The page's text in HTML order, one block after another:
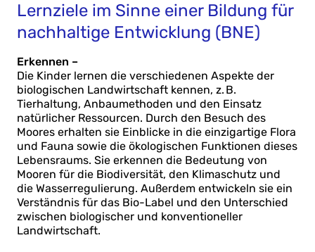
Lernziele im Sinne einer Bildung für
nachhaltige Entwicklung (BNE)
Erkennen –
Die Kinder lernen die verschiedenen Aspekte der
biologischen Landwirtschaft kennen, z. B.
Tierhaltung, Anbaumethoden und den Einsatz
natürlicher Ressourcen. Durch den Besuch des
Moores erhalten sie Einblicke in die einzigartige Flora
und Fauna sowie die ökologischen Funktionen dieses
Lebensraums. Sie erkennen die Bedeutung von
Mooren für die Biodiversität, den Klimaschutz und
die Wasserregulierung. Außerdem entwickeln sie ein
Verständnis für das Bio-Label und den Unterschied
zwischen biologischer und konventioneller
Landwirtschaft.